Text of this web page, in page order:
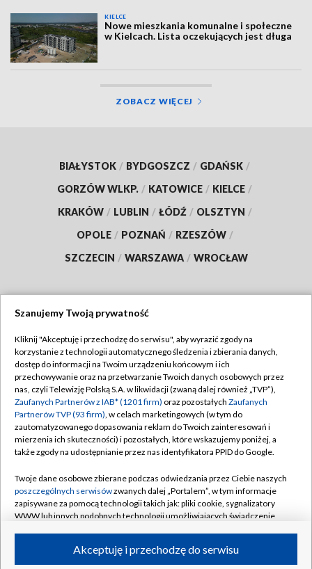
KIELCE
Nowe mieszkania komunalne i społeczne
w Kielcach. Lista oczekujących jest długa
ZOBACZ WIĘCEJ
BIAŁYSTOK / BYDGOSZCZ / GDAŃSK /
GORZÓW WLKP. / KATOWICE / KIELCE /
KRAKÓW / LUBLIN / ŁÓDŹ / OLSZTYN /
OPOLE / POZNAŃ / RZESZÓW /
SZCZECIN / WARSZAWA / WROCŁAW
TVP
Abonament TVP
Emisja w TVP
Centrum informacji TVP
Naziemna Telewizja Cyfrowa
Rada Programowa
System NOS
Informacje o nadawcy
Program dla prasy
Regulamin TVP
Polityka prywatności
Moje zgody
Pomoc
Kontakt
Kanały
Szanujemy Twoją prywatność
Kliknij "Akceptuję i przechodzę do serwisu", aby wyrazić zgody na
korzystanie z technologii automatycznego śledzenia i zbierania danych,
dostęp do informacji na Twoim urządzeniu końcowym i ich
przechowywanie oraz na przetwarzanie Twoich danych osobowych przez
nas, czyli Telewizję Polską S.A. w likwidacji (zwaną dalej również „TVP”),
Zaufanych Partnerów z IAB* (1201 firm) oraz pozostałych Zaufanych
Partnerów TVP (93 firm), w celach marketingowych (w tym do
zautomatyzowanego dopasowania reklam do Twoich zainteresowań i
mierzenia ich skuteczności) i pozostałych, które wskazujemy poniżej, a
także zgody na udostępnianie przez nas identyfikatora PPID do Google.
Twoje dane osobowe zbierane podczas odwiedzania przez Ciebie naszych
poszczególnych serwisówzwanych dalej „Portalem”, w tym informacje
zapisywane za pomocą technologii takich jak: pliki cookie, sygnalizatory
WWW lub innych podobnych technologii umożliwiających świadczenie
ruchu w Internecie.Akceptuję i przechodzę do serwisu